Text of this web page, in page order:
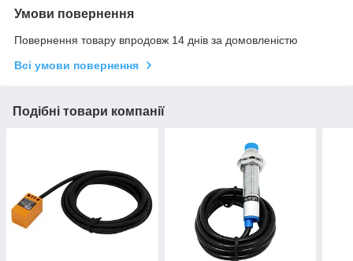
Умови повернення
Повернення товару впродовж 14 днів за домовленістю
Всі умови повернення
Подібні товари компанії